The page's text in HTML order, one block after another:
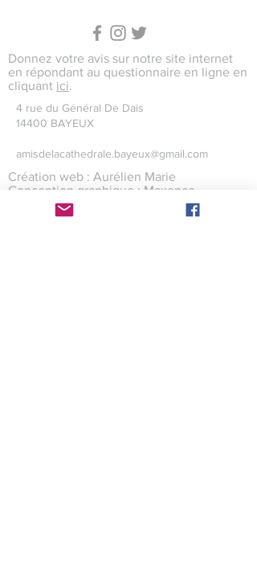
Donnez votre avis sur notre site internet
en répondant au questionnaire en ligne en
cliquant ici.
4 rue du Général De Dais
14400 BAYEUX
amisdelacathedrale.bayeux@gmail.com
Création web : Aurélien Marie
Conception graphique : Maxence
Levaillant
Crédits photographiques : Maxence